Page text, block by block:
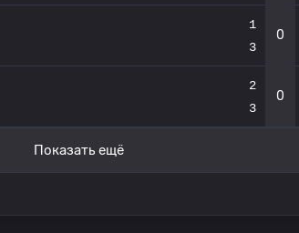
1
3
0
2
3
0
Показать ещё